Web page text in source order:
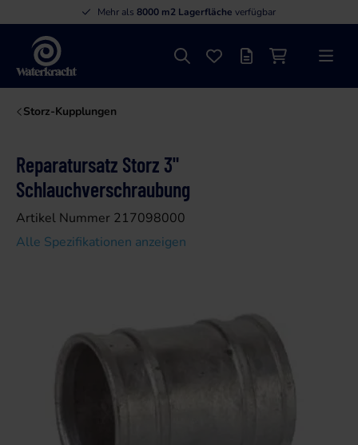
Mehr als8000 m2 Lagerfläche verfügbar
Waterkracht
SucheFavoritenAngebotslisteMenü
Storz-Kupplungen
Reparatursatz Storz 3"
Schlauchverschraubung
Artikel Nummer 217098000
Alle Spezifikationen anzeigen